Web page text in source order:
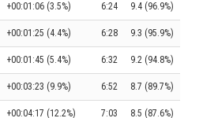
+00:01:06 (3.5%) 6:24 9.4 (96.9%)
+00:01:25 (4.4%) 6:28 9.3 (95.9%)
+00:01:45 (5.4%) 6:32 9.2 (94.8%)
+00:03:23 (9.9%) 6:52 8.7 (89.7%)
+00:04:17 (12.2%) 7:03 8.5 (87.6%)